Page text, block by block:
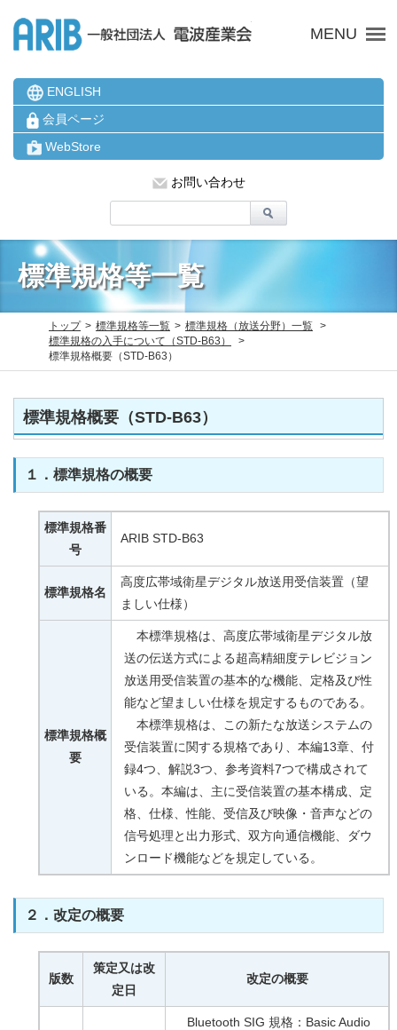
MENU
ENGLISH
会員ページ
WebStore
お問い合わせ
標準規格等一覧
トップ 標準規格等一覧
標準規格（放送分野）一覧
標準規格の入手について（STD-B63）
標準規格概要（STD-B63）
標準規格概要（STD-B63）
１．標準規格の概要
標準規格番
号
ARIB STD-B63
標準規格名
高度広帯域衛星デジタル放送用受信装置（望
ましい仕様）
標準規格概
要
本標準規格は、高度広帯域衛星デジタル放
送の伝送方式による超高精細度テレビジョン
放送用受信装置の基本的な機能、定格及び性
能など望ましい仕様を規定するものである。
本標準規格は、この新たな放送システムの
受信装置に関する規格であり、本編13章、付
録4つ、解説3つ、参考資料7つで構成されて
いる。本編は、主に受信装置の基本構成、定
格、仕様、性能、受信及び映像・音声などの
信号処理と出力形式、双方向通信機能、ダウ
ンロード機能などを規定している。
２．改定の概要
版数
策定又は改
定日
改定の概要
Bluetooth SIG 規格：Basic Audio